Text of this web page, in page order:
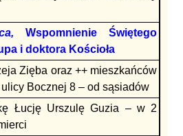
Wspomnienie Świętego
i doktora Kościoła
Zięba oraz ++ mieszkańców
Bocznej 8 – od sąsiadów
Łucję Urszulę Guzia – w 2